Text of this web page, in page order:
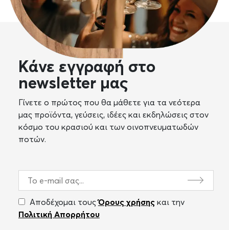
Κάνε εγγραφή στο
newsletter μας
Γίνετε ο πρώτος που θα μάθετε για τα νεότερα
μας προϊόντα, γεύσεις, ιδέες και εκδηλώσεις στον
κόσμο του κρασιού και των οινοπνευματωδών
ποτών.
Αποδέχομαι τουςΌρους χρήσηςκαι την
Πολιτική Απορρήτου